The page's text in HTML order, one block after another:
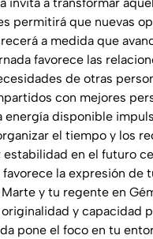
invita a transformar
permitirá que nuevas
a medida que
favorece las
de otras
con mejores
energía disponible
el tiempo y los
estabilidad en el futuro
favorece la expresión de
y tu regente en
y capacidad
pone el foco en tu